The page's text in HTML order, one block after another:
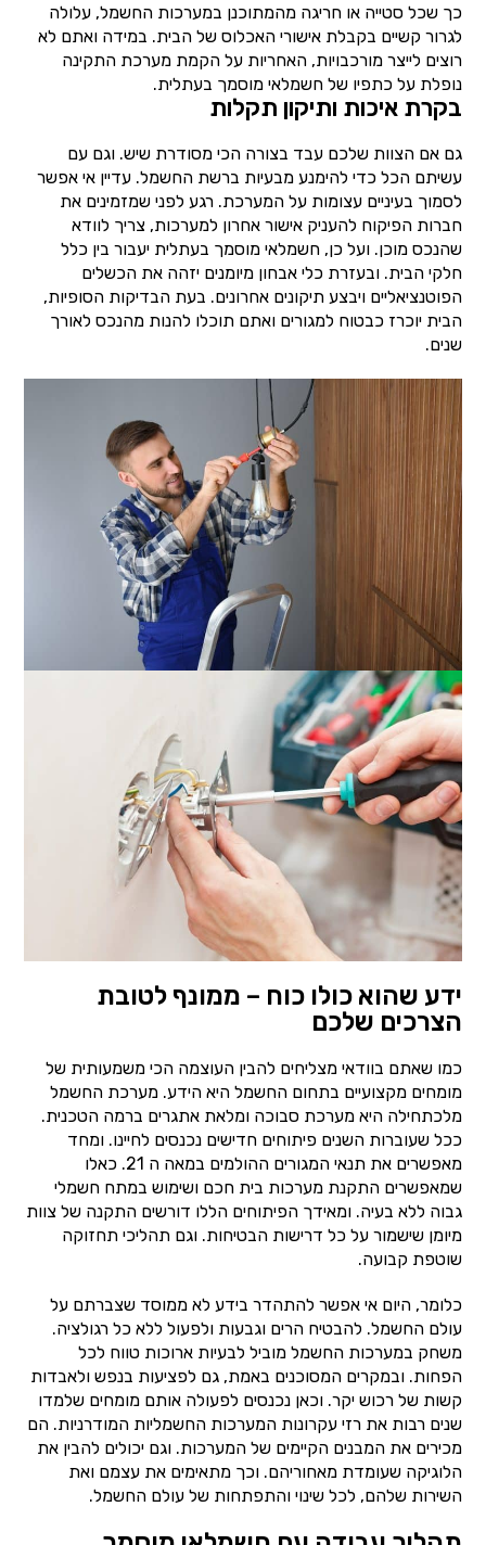
כך שכל סטייה או חריגה מהמתוכנן במערכות החשמל, עלולה
לגרור קשיים בקבלת אישורי האכלוס של הבית. במידה ואתם לא
רוצים לייצר מורכבויות, האחריות על הקמת מערכת התקינה
נופלת על כתפיו של חשמלאי מוסמך בעתלית.
בקרת איכות ותיקון תקלות
גם אם הצוות שלכם עבד בצורה הכי מסודרת שיש. וגם עם
עשיתם הכל כדי להימנע מבעיות ברשת החשמל. עדיין אי אפשר
לסמוך בעיניים עצומות על המערכת. רגע לפני שמזמינים את
חברות הפיקוח להעניק אישור אחרון למערכות, צריך לוודא
שהנכס מוכן. ועל כן, חשמלאי מוסמך בעתלית יעבור בין כלל
חלקי הבית. ובעזרת כלי אבחון מיומנים יזהה את הכשלים
הפוטנציאליים ויבצע תיקונים אחרונים. בעת הבדיקות הסופיות,
הבית יוכרז כבטוח למגורים ואתם תוכלו להנות מהנכס לאורך
שנים.
ידע שהוא כולו כוח – ממונף לטובת
הצרכים שלכם
כמו שאתם בוודאי מצליחים להבין העוצמה הכי משמעותית של
מומחים מקצועיים בתחום החשמל היא הידע. מערכת החשמל
מלכתחילה היא מערכת סבוכה ומלאת אתגרים ברמה הטכנית.
ככל שעוברות השנים פיתוחים חדישים נכנסים לחיינו. ומחד
מאפשרים את תנאי המגורים ההולמים במאה ה 21. כאלו
שמאפשרים התקנת מערכות בית חכם ושימוש במתח חשמלי
גבוה ללא בעיה. ומאידך הפיתוחים הללו דורשים התקנה של צוות
מיומן שישמור על כל דרישות הבטיחות. וגם תהליכי תחזוקה
שוטפת קבועה.
כלומר, היום אי אפשר להתהדר בידע לא ממוסד שצברתם על
עולם החשמל. להבטיח הרים וגבעות ולפעול ללא כל רגולציה.
משחק במערכות החשמל מוביל לבעיות ארוכות טווח לכל
הפחות. ובמקרים המסוכנים באמת, גם לפציעות בנפש ולאבדות
קשות של רכוש יקר. וכאן נכנסים לפעולה אותם מומחים שלמדו
שנים רבות את רזי עקרונות המערכות החשמליות המודרניות. הם
מכירים את המבנים הקיימים של המערכות. וגם יכולים להבין את
הלוגיקה שעומדת מאחוריהם. וכך מתאימים את עצמם ואת
השירות שלהם, לכל שינוי והתפתחות של עולם החשמל.